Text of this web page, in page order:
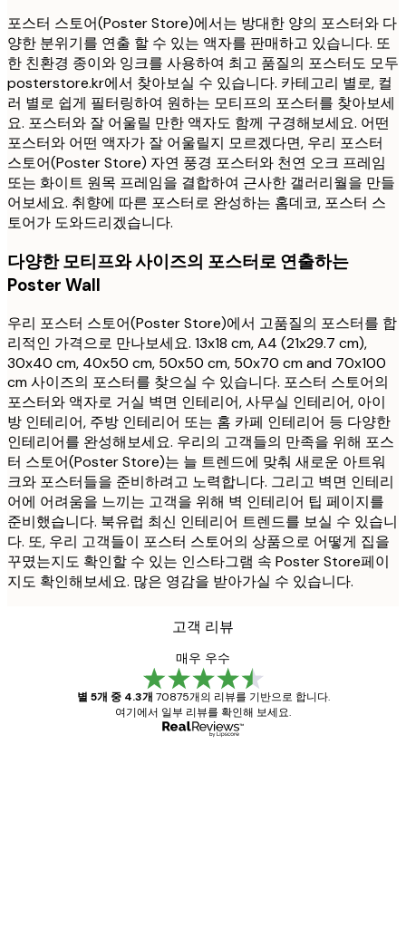
포스터 스토어(Poster Store)에서는 방대한 양의 포스터와 다
양한 분위기를 연출 할 수 있는 액자를 판매하고 있습니다. 또
한 친환경 종이와 잉크를 사용하여 최고 품질의 포스터도 모두
posterstore.kr에서 찾아보실 수 있습니다. 카테고리 별로, 컬
러 별로 쉽게 필터링하여 원하는 모티프의 포스터를 찾아보세
요. 포스터와 잘 어울릴 만한 액자도 함께 구경해보세요. 어떤
포스터와 어떤 액자가 잘 어울릴지 모르겠다면, 우리 포스터
스토어(Poster Store) 자연 풍경 포스터와 천연 오크 프레임
또는 화이트 원목 프레임을 결합하여 근사한 갤러리월을 만들
어보세요. 취향에 따른 포스터로 완성하는 홈데코, 포스터 스
토어가 도와드리겠습니다.
다양한 모티프와 사이즈의 포스터로 연출하는
Poster Wall
우리 포스터 스토어(Poster Store)에서 고품질의 포스터를 합
리적인 가격으로 만나보세요. 13x18 cm, A4 (21x29.7 cm),
30x40 cm, 40x50 cm, 50x50 cm, 50x70 cm and 70x100
cm 사이즈의 포스터를 찾으실 수 있습니다. 포스터 스토어의
포스터와 액자로 거실 벽면 인테리어, 사무실 인테리어, 아이
방 인테리어, 주방 인테리어 또는 홈 카페 인테리어 등 다양한
인테리어를 완성해보세요. 우리의 고객들의 만족을 위해 포스
터 스토어(Poster Store)는 늘 트렌드에 맞춰 새로운 아트워
크와 포스터들을 준비하려고 노력합니다. 그리고 벽면 인테리
어에 어려움을 느끼는 고객을 위해 벽 인테리어 팁 페이지를
준비했습니다. 북유럽 최신 인테리어 트렌드를 보실 수 있습니
다. 또, 우리 고객들이 포스터 스토어의 상품으로 어떻게 집을
꾸몄는지도 확인할 수 있는 인스타그램 속 Poster Store페이
지도 확인해보세요. 많은 영감을 받아가실 수 있습니다.
고객 리뷰
매우 우수
별 5개 중 4.3개 70875개의 리뷰를 기반으로 합니다.
여기에서 일부 리뷰를 확인해 보세요.